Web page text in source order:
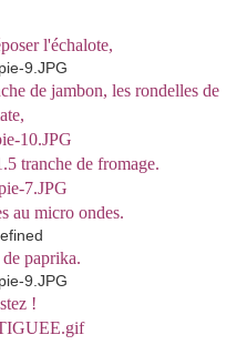
l'échalote,
de jambon, les rondelles de
tranche de fromage.
au micro ondes.
paprika.
!